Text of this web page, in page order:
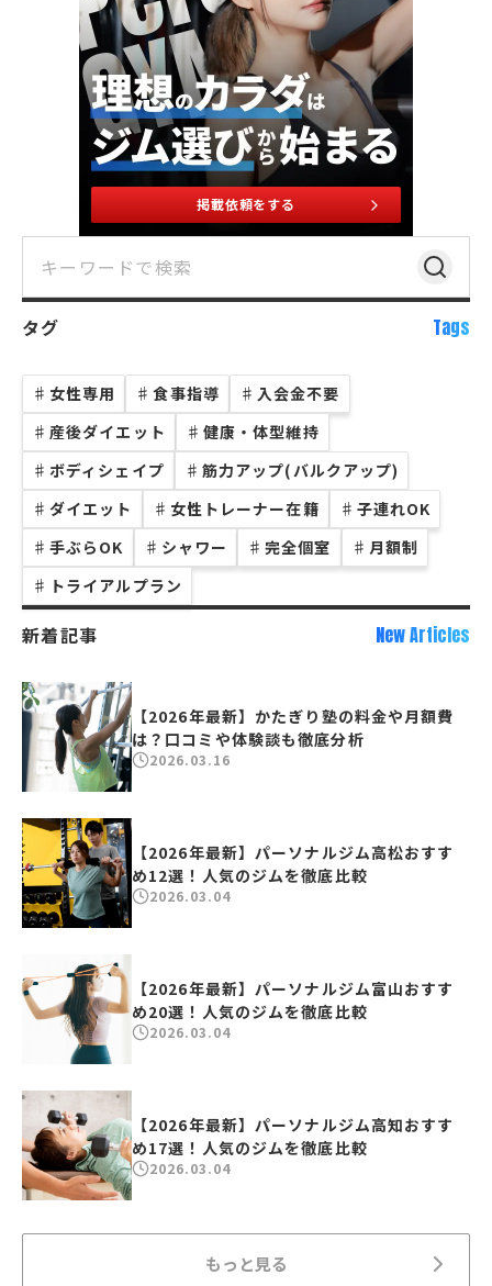
掲載依頼をする
タグ Tags
♯ 女性専用 ♯ 食事指導 ♯ 入会金不要
♯ 産後ダイエット ♯ 健康・体型維持
♯ ボディシェイプ ♯ 筋力アップ(バルクアップ)
♯ ダイエット ♯ 女性トレーナー在籍 ♯ 子連れOK
♯ 手ぶらOK ♯ シャワー ♯ 完全個室 ♯ 月額制
♯ トライアルプラン
新着記事 New Articles
【2026年最新】かたぎり塾の料金や月額費
は？口コミや体験談も徹底分析
2026.03.16
【2026年最新】パーソナルジム高松おすす
め12選！人気のジムを徹底比較
2026.03.04
【2026年最新】パーソナルジム富山おすす
め20選！人気のジムを徹底比較
2026.03.04
【2026年最新】パーソナルジム高知おすす
め17選！人気のジムを徹底比較
2026.03.04
もっと見る